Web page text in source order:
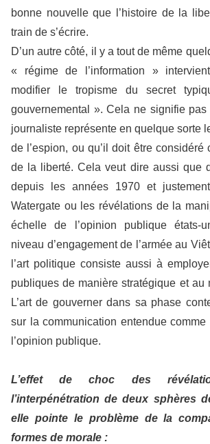
bonne nouvelle que l’histoire de la
train de s’écrire.
D’un autre côté, il y a tout de même
« régime de l’information »
modifier le tropisme du secret
gouvernemental ». Cela ne signifie
journaliste représente en quelque sorte
de l’espion, ou qu’il doit être considéré
de la liberté. Cela veut dire aussi que
depuis les années 1970 et
Watergate ou les révélations de la
échelle de l’opinion publique états-
niveau d’engagement de l’armée au
l’art politique consiste aussi à
publiques de manière stratégique et au
L’art de gouverner dans sa phase
sur la communication entendue
l’opinion publique.
L’effet de choc des
l’interpénétration de deux sphères
elle pointe le problème de la
formes de morale :